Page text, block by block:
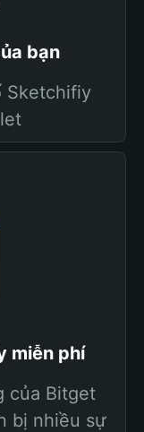
bạn
Sketchifiy
miễn phí
của Bitget
bị nhiều sự